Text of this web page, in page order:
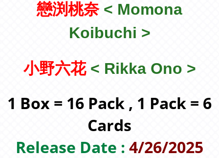
戀渕桃奈 < Momona
Koibuchi >
小野六花 < Rikka Ono >
1 Box = 16 Pack , 1 Pack = 6
Cards
Release Date : 4/26/2025